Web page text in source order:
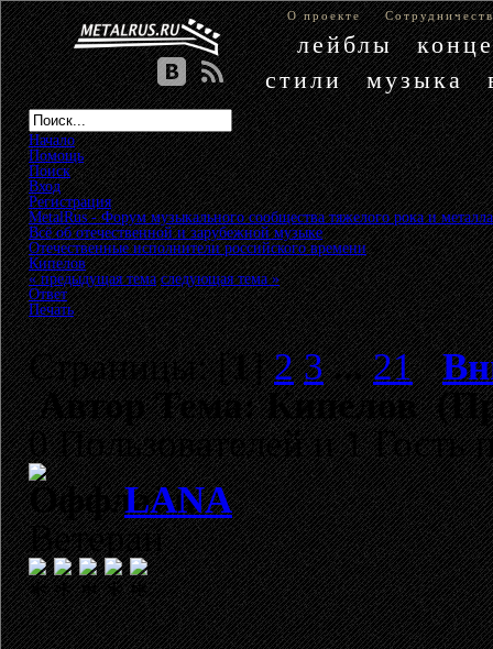
О проекте
лейблы
стили
музыка
Начало
Помощь
Поиск
Вход
Регистрация
MetalRus - Форум музыкального сообщества тяжелого рока и металла
Всё об отечественной и зарубежной музыке»
Отечественные исполнители российского времени»
Кипелов
« предыдущая тема следующая тема »
Ответ
Печать
Страницы: [1]2 3 ...21
АвторТема: Кипелов
0 Пользователей и 1 Гость
LANA
Ветеран